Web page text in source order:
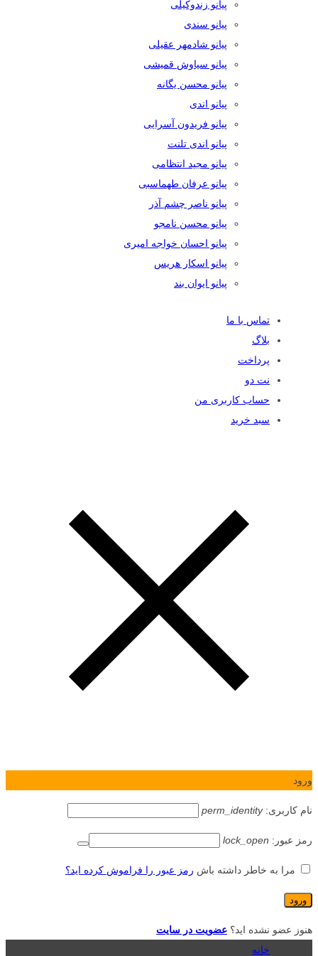
پیانو زندوکیلی
پیانو سندی
پیانو شادمهر عقیلی
پیانو سیاوش قمیشی
پیانو محسن یگانه
پیانو اندی
پیانو فریدون آسرایی
پیانو اندی تلنت
پیانو مجید انتظامی
پیانو عرفان طهماسبی
پیانو ناصر چشم آذر
پیانو محسن نامجو
پیانو احسان خواجه امیری
پیانو اسکار هریس
پیانو ایوان بند
تماس با ما
بلاگ
پرداخت
نت دو
حساب کاربری من
سبد خرید
ورود
نام کاربری:perm_identity
رمز عبور: lock_open
مرا به خاطر داشته باش رمز عبور را فراموش کرده اید؟
هنوز عضو نشده اید؟ عضویت در سایت
خانه